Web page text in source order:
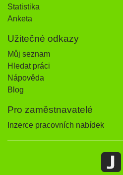
Statistika
Anketa
Užitečné odkazy
Můj seznam
Hledat práci
Nápověda
Blog
Pro zaměstnavatelé
Inzerce pracovních nabídek